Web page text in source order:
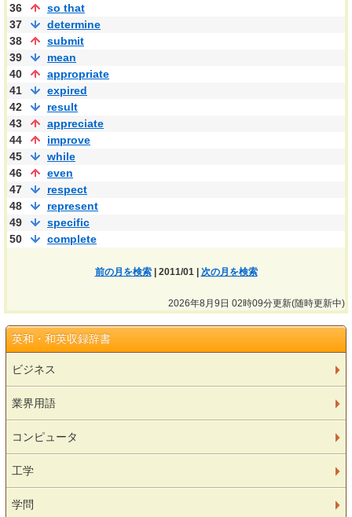
36
so that
37
determine
38
submit
39
mean
40
appropriate
41
expired
42
result
43
appreciate
44
improve
45
while
46
even
47
respect
48
represent
49
specific
50
complete
前の月を検索| 2011/01 | 次の月を検索
2026年8月9日 02時09分更新(随時更新中)
英和・和英収録辞書
ビジネス
業界用語
コンピュータ
工学
学問